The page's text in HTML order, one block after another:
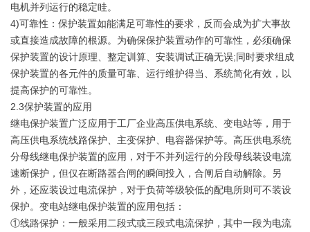
电机并列运行的稳定眭。
4)可靠性：保护装置如能满足可靠性的要求，反而会成为扩大事故
或直接造成故障的根源。为确保保护装置动作的可靠性，必须确保
保护装置的设计原理、整定训算、安装调试正确无误;同时要求组成
保护装置的各元件的质量可靠、运行维护得当、系统简化有效，以
提高保护的可靠性。
2.3保护装置的应用
继电保护装置广泛应用于工厂企业高压供电系统、变电站等，用于
高压供电系统线路保护、主变保护、电容器保护等。高压供电系统
分母线继电保护装置的应用，对于不并列运行的分段母线装设电流
速断保护，但仅在断路器合闸的瞬间投入，合闸后自动解除。另
外，还应装设过电流保护，对于负荷等级较低的配电所则可不装设
保护。变电站继电保护装置的应用包括：
①线路保护：一般采用二段式或三段式电流保护，其中一段为电流